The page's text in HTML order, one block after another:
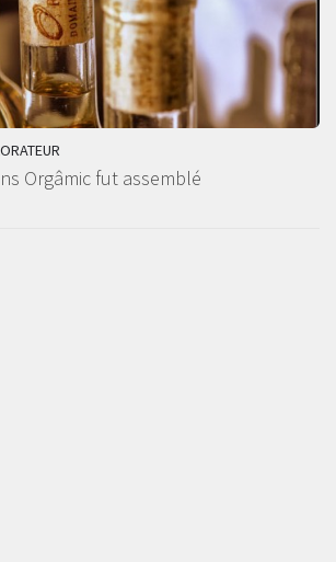
Orgâmic fut assemblé